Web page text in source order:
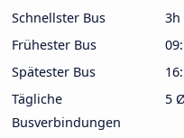
Schnellster Bus
3h
Frühester Bus
Spätester Bus
Tägliche
Busverbindungen
5